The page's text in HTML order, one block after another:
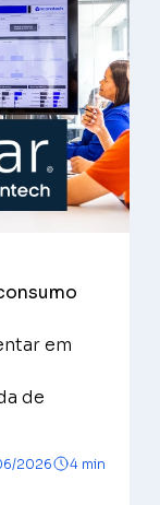
em
de
2026 4 min